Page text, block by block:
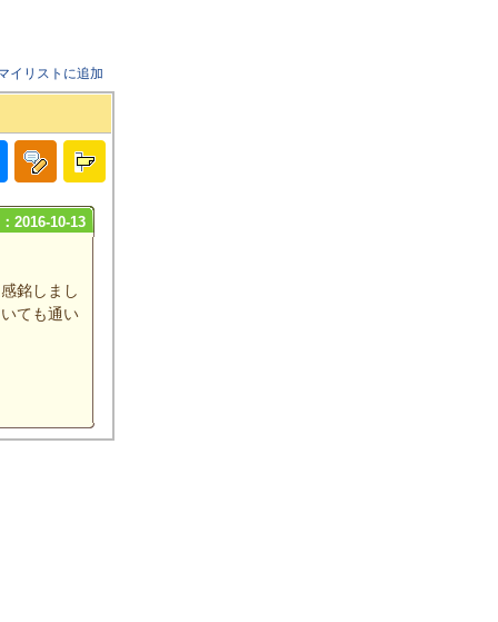
イリストに追加
2016-10-13
銘しまし
ても通い